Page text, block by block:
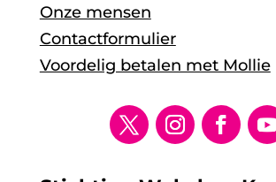
Onze mensen
Contactformulier
Voordelig betalen met Mollie